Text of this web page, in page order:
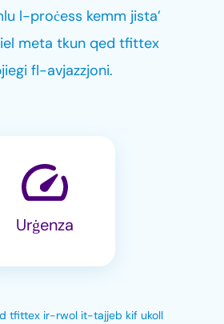
l-proċess kemm jista’
meta tkun qed tfittex
fl-avjazzjoni.
Urġenza
tfittex ir-rwol it-tajjeb kif ukoll